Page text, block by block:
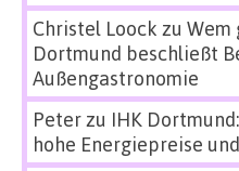
Christel Loock zu Wem
Dortmund beschließt
Außengastronomie
Peterzu IHK
hohe Energiepreise